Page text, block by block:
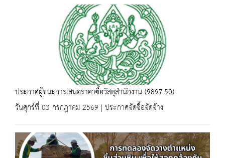
ประกาศผู้ชนะการเสนอราคาซื้อวัสดุสำนักงาน (9897.50)
วันศุกร์ที่ 03 กรกฎาคม 2569 | ประกาศจัดซื้อจัดจ้าง